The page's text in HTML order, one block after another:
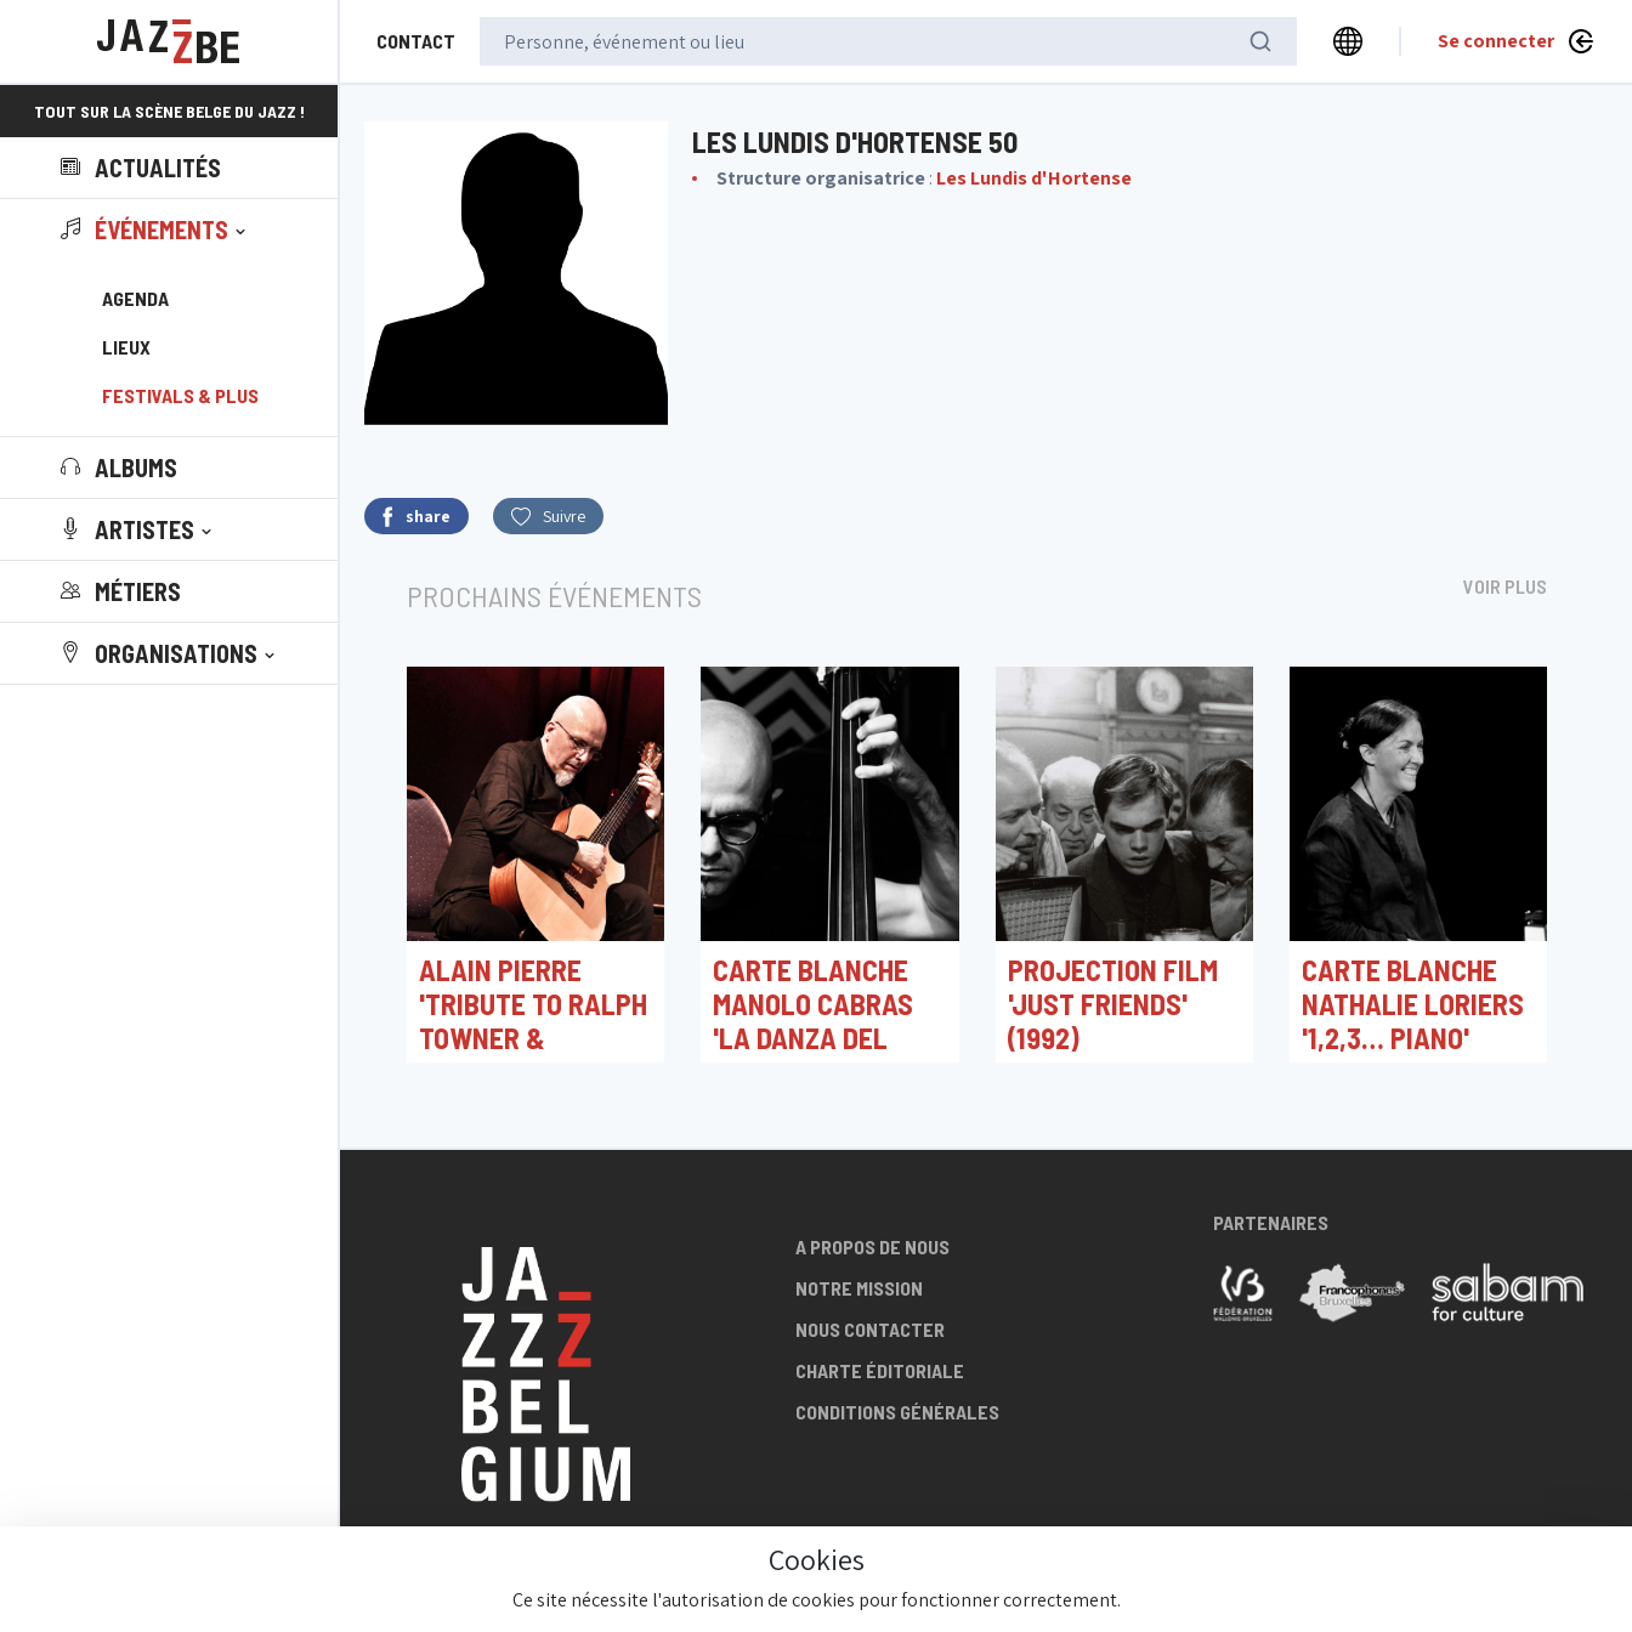
CONTACT Se connecter
TOUT SUR LA SCÈNE BELGE DU JAZZ !
ACTUALITÉS
ÉVÉNEMENTS
AGENDA
LIEUX
FESTIVALS & PLUS
ALBUMS
ARTISTES
MÉTIERS
ORGANISATIONS
LES LUNDIS D'HORTENSE 50
Structure organisatrice: Les Lundis d'Hortense
share Suivre
PROCHAINS ÉVÉNEMENTS VOIR PLUS
ALAIN PIERRE
'TRIBUTE TO RALPH
TOWNER &
CARTE BLANCHE
MANOLO CABRAS
'LA DANZA DEL
PROJECTION FILM
'JUST FRIENDS'
(1992)
CARTE BLANCHE
NATHALIE LORIERS
'1,2,3… PIANO'
TOUT SUR LA SCÈNE
A PROPOS DE NOUS
NOTRE MISSION
NOUS CONTACTER
CHARTE ÉDITORIALE
CONDITIONS GÉNÉRALES
PARTENAIRES
Cookies
Ce site nécessite l'autorisation de cookies pour fonctionner correctement.